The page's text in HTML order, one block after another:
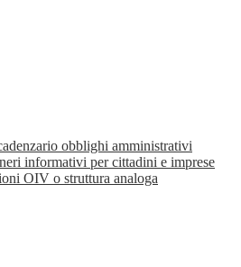
obblighi amministrativi
informativi per cittadini e imprese
OIV o struttura analoga